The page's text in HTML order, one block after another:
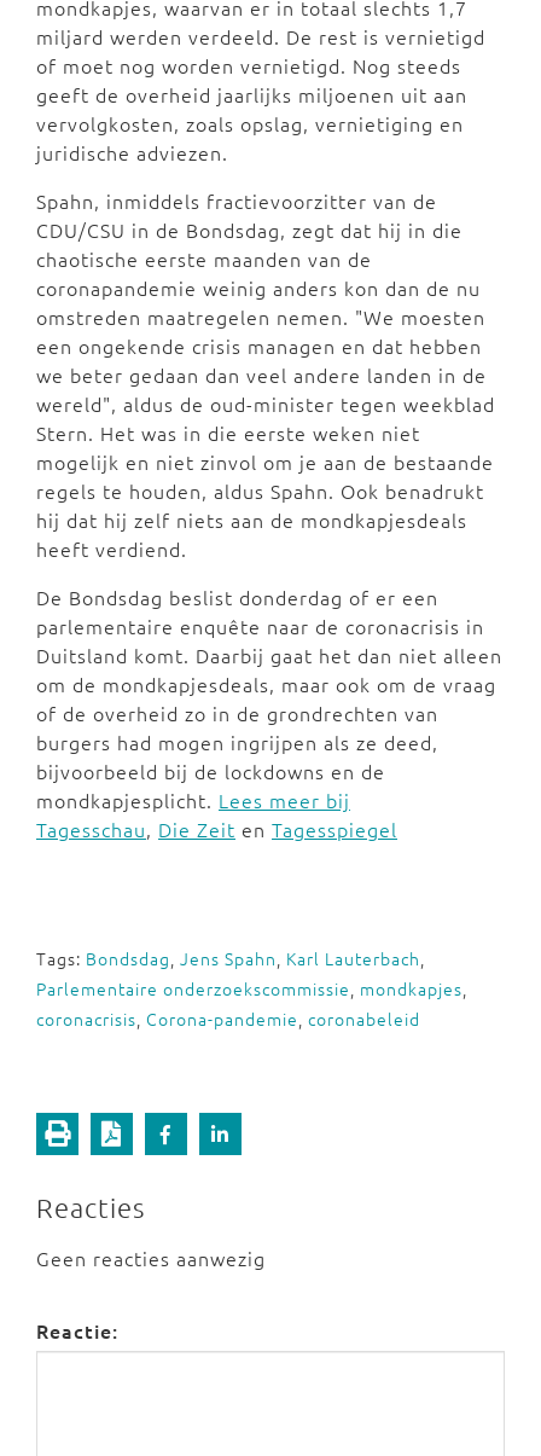
mondkapjes, waarvan er in totaal slechts 1,7
miljard werden verdeeld. De rest is vernietigd
of moet nog worden vernietigd. Nog steeds
geeft de overheid jaarlijks miljoenen uit aan
vervolgkosten, zoals opslag, vernietiging en
juridische adviezen.
Spahn, inmiddels fractievoorzitter van de
CDU/CSU in de Bondsdag, zegt dat hij in die
chaotische eerste maanden van de
coronapandemie weinig anders kon dan de nu
omstreden maatregelen nemen. "We moesten
een ongekende crisis managen en dat hebben
we beter gedaan dan veel andere landen in de
wereld", aldus de oud-minister tegen weekblad
Stern. Het was in die eerste weken niet
mogelijk en niet zinvol om je aan de bestaande
regels te houden, aldus Spahn. Ook benadrukt
hij dat hij zelf niets aan de mondkapjesdeals
heeft verdiend.
De Bondsdag beslist donderdag of er een
parlementaire enquête naar de coronacrisis in
Duitsland komt. Daarbij gaat het dan niet alleen
om de mondkapjesdeals, maar ook om de vraag
of de overheid zo in de grondrechten van
burgers had mogen ingrijpen als ze deed,
bijvoorbeeld bij de lockdowns en de
mondkapjesplicht. Lees meer bij
Tagesschau, Die Zeit en Tagesspiegel
Tags: Bondsdag, Jens Spahn, Karl Lauterbach,
Parlementaire onderzoekscommissie, mondkapjes,
coronacrisis, Corona-pandemie, coronabeleid
Reacties
Geen reacties aanwezig
Reactie: